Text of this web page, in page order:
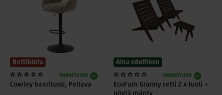
Nettihinta
VARASTOSSA
Cowley baarituoli, Pellava
Aina edullinen
VARASTOSSA
EcoFurn Granny setti 2 x tuoli +